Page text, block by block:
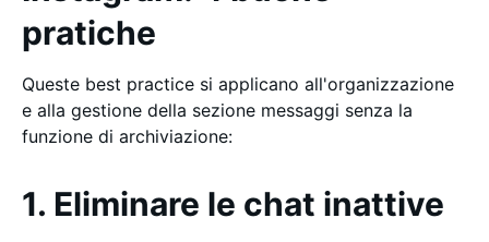
pratiche
Queste best practice si applicano all'organizzazione
e alla gestione della sezione messaggi senza la
funzione di archiviazione:
1. Eliminare le chat inattive